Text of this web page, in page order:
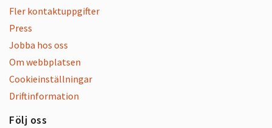
Fler kontaktuppgifter
Press
Jobba hos oss
Om webbplatsen
Cookieinställningar
Driftinformation
Följ oss